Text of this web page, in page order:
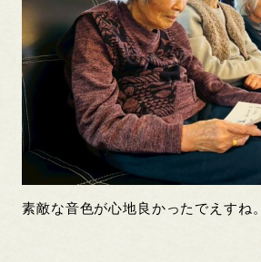
素敵な音色が心地良かったでえすね。